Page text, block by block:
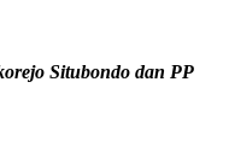
Situbondo dan PP